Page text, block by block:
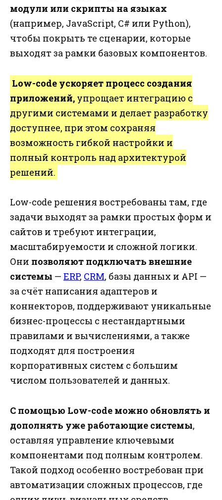
модули или скрипты на языках
(например, JavaScript, C# или Python),
чтобы покрыть те сценарии, которые
выходят за рамки базовых компонентов.
Low-code ускоряет процесс создания
приложений, упрощает интеграцию с
другими системами и делает разработку
доступнее, при этом сохраняя
возможность гибкой настройки и
полный контроль над архитектурой
решений.
Low-code решения востребованы там, где
задачи выходят за рамки простых форм и
сайтов и требуют интеграции,
масштабируемости и сложной логики.
Они позволяют подключать внешние
системы — ERP, CRM, базы данных и API —
за счёт написания адаптеров и
коннекторов, поддерживают уникальные
бизнес-процессы с нестандартными
правилами и вычислениями, а также
подходят для построения
корпоративных систем с большим
числом пользователей и данных.
С помощью Low-code можно обновлять и
дополнять уже работающие системы,
оставляя управление ключевыми
компонентами под полным контролем.
Такой подход особенно востребован при
автоматизации сложных процессов, где